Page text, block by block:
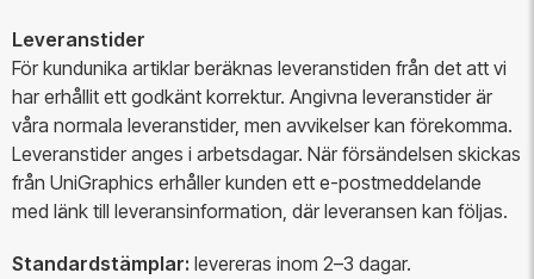
Leveranstider
För kundunika artiklar beräknas leveranstiden från det att vi
har erhållit ett godkänt korrektur. Angivna leveranstider är
våra normala leveranstider, men avvikelser kan förekomma.
Leveranstider anges i arbetsdagar. När försändelsen skickas
från UniGraphics erhåller kunden ett e-postmeddelande
med länk till leveransinformation, där leveransen kan följas.
Standardstämplar: levereras inom 2–3 dagar.